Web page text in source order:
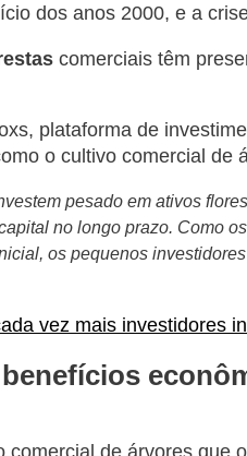
dos anos 2000, e a
comerciais têm
plataforma de
o cultivo comercial de
pesado em ativos
no longo prazo. Como
os pequenos
vez mais investidores